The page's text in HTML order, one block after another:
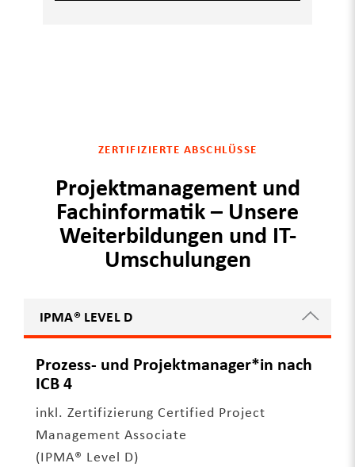
ZERTIFIZIERTE ABSCHLÜSSE
Projektmanagement und
Fachinformatik – Unsere
Weiterbildungen und IT-
Umschulungen
IPMA® LEVEL D
Prozess- und Projektmanager*in nach
ICB 4
inkl. Zertifizierung Certified Project
Management Associate
(IPMA® Level D)